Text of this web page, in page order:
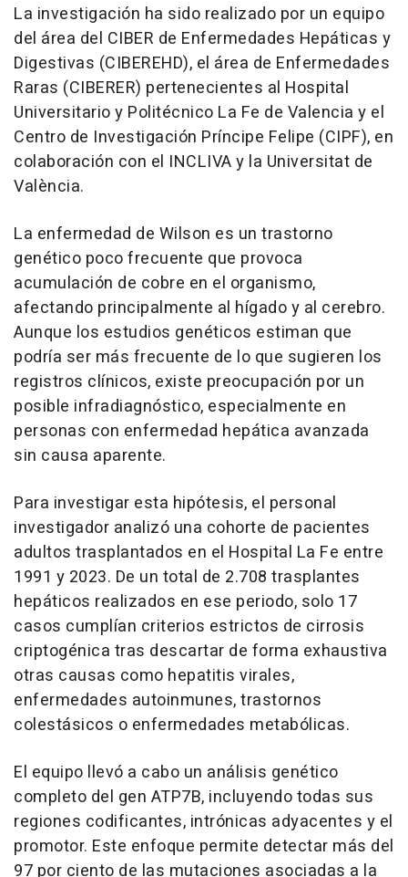
La investigación ha sido realizado por un equipo
del área del CIBER de Enfermedades Hepáticas y
Digestivas (CIBEREHD), el área de Enfermedades
Raras (CIBERER) pertenecientes al Hospital
Universitario y Politécnico La Fe de Valencia y el
Centro de Investigación Príncipe Felipe (CIPF), en
colaboración con el INCLIVA y la Universitat de
València.
La enfermedad de Wilson es un trastorno
genético poco frecuente que provoca
acumulación de cobre en el organismo,
afectando principalmente al hígado y al cerebro.
Aunque los estudios genéticos estiman que
podría ser más frecuente de lo que sugieren los
registros clínicos, existe preocupación por un
posible infradiagnóstico, especialmente en
personas con enfermedad hepática avanzada
sin causa aparente.
Para investigar esta hipótesis, el personal
investigador analizó una cohorte de pacientes
adultos trasplantados en el Hospital La Fe entre
1991 y 2023. De un total de 2.708 trasplantes
hepáticos realizados en ese periodo, solo 17
casos cumplían criterios estrictos de cirrosis
criptogénica tras descartar de forma exhaustiva
otras causas como hepatitis virales,
enfermedades autoinmunes, trastornos
colestásicos o enfermedades metabólicas.
El equipo llevó a cabo un análisis genético
completo del gen ATP7B, incluyendo todas sus
regiones codificantes, intrónicas adyacentes y el
promotor. Este enfoque permite detectar más del
97 por ciento de las mutaciones asociadas a la